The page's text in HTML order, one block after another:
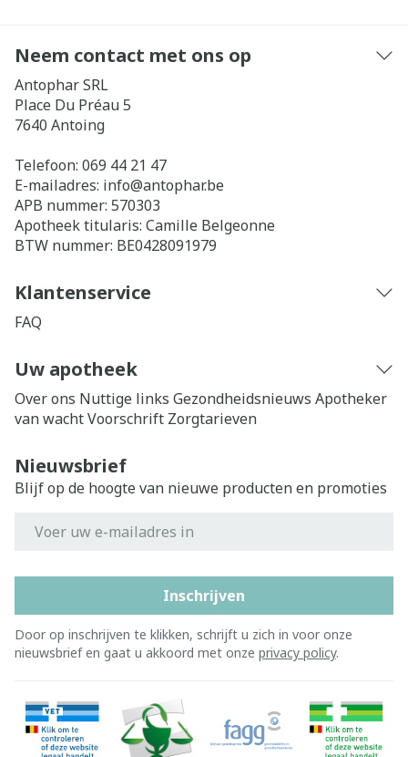
Neem contact met ons op
Antophar SRL
Place Du Préau 5
7640 Antoing
Telefoon: 069 44 21 47
E-mailadres: info@antophar.be
APB nummer: 570303
Apotheek titularis: Camille Belgeonne
BTW nummer: BE0428091979
Klantenservice
FAQ
Uw apotheek
Over ons Nuttige links Gezondheidsnieuws Apotheker
van wachtVoorschrift Zorgtarieven
Nieuwsbrief
Blijf op de hoogte van nieuwe producten en promoties
Inschrijven
Door op inschrijven te klikken, schrijft u zich in voor onze
nieuwsbrief en gaat u akkoord met onze privacy policy.